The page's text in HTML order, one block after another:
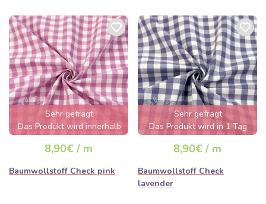
Sehr gefragt
Das Produkt wird innerhalb
von wenigen Stunden
ausverkauft sein
8,90€ / m
Baumwollstoff Check pink
Sehr gefragt
Das Produkt wird in 1 Tag
ausverkauft sein
8,90€ / m
Baumwollstoff Check
lavender